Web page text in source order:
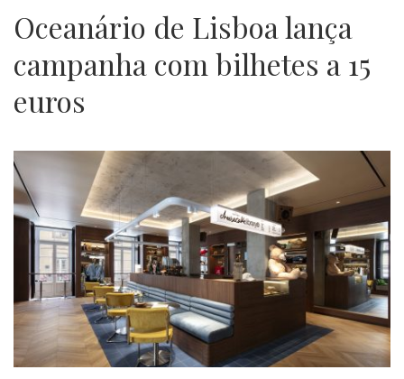
Oceanário de Lisboa lança
campanha com bilhetes a 15
euros